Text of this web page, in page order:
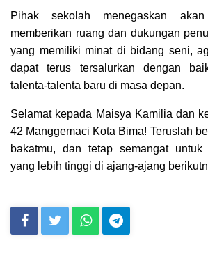
Pihak sekolah menegaskan
memberikan ruang dan dukungan
yang memiliki minat di bidang seni,
dapat terus tersalurkan dengan
talenta-talenta baru di masa depan.
Selamat kepada Maisya Kamilia dan
42 Manggemaci Kota Bima! Teruslah
bakatmu, dan tetap semangat untuk
yang lebih tinggi di ajang-ajang